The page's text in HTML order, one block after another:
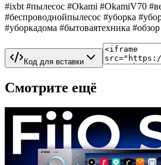
#ixbt #пылесос #Okami #OkamiV70
#беспроводнойпылесос #уборка
#уборкадома #бытоваятехника #обзор
Код для вставки
Смотрите ещё